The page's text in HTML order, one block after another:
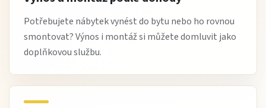
Potřebujete nábytek vynést do bytu nebo ho rovnou
smontovat? Výnos i montáž si můžete domluvit jako
doplňkovou službu.